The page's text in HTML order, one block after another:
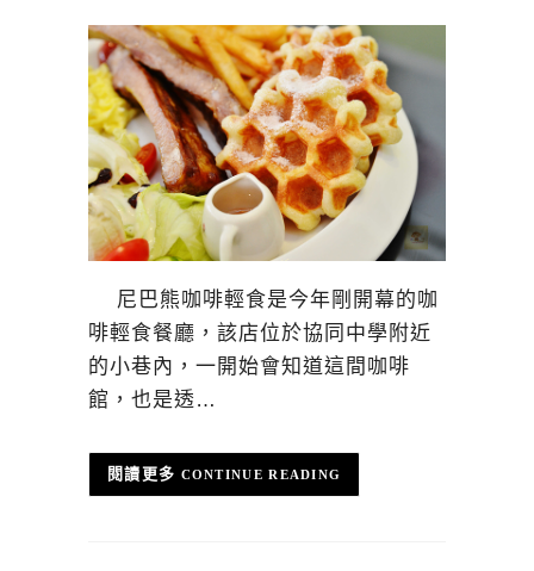
尼巴熊咖啡輕食是今年剛開幕的咖
啡輕食餐廳，該店位於協同中學附近
的小巷內，一開始會知道這間咖啡
館，也是透…
CONTINUE READING